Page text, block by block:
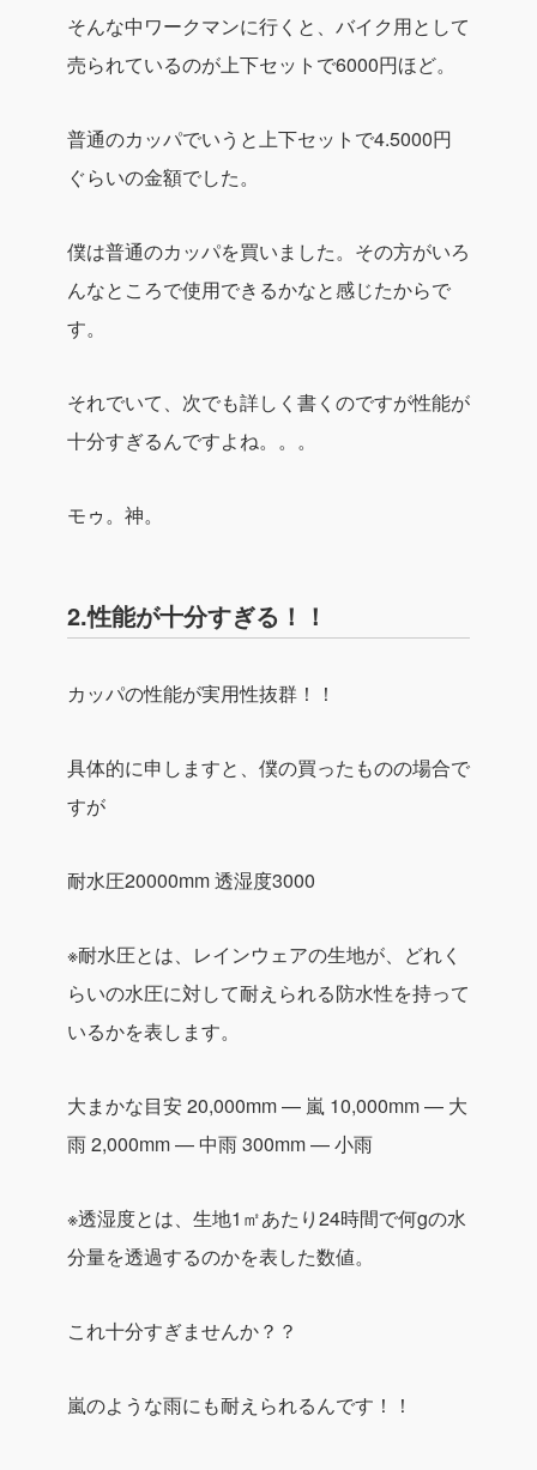
そんな中ワークマンに行くと、バイク用として
売られているのが上下セットで6000円ほど。
普通のカッパでいうと上下セットで4.5000円
ぐらいの金額でした。
僕は普通のカッパを買いました。その方がいろ
んなところで使用できるかなと感じたからで
す。
それでいて、次でも詳しく書くのですが性能が
十分すぎるんですよね。。。
モゥ。神。
2.性能が十分すぎる！！
カッパの性能が実用性抜群！！
具体的に申しますと、僕の買ったものの場合で
すが
耐水圧20000mm透湿度3000
※耐水圧とは、レインウェアの生地が、どれく
らいの水圧に対して耐えられる防水性を持って
いるかを表します。
大まかな目安20,000mm — 嵐 10,000mm — 大
雨2,000mm — 中雨300mm — 小雨
※透湿度とは、生地1㎡あたり24時間で何gの水
分量を透過するのかを表した数値。
これ十分すぎませんか？？
嵐のような雨にも耐えられるんです！！